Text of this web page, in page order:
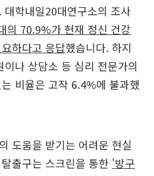
대학내일20대연구소의 조사
의 70.9%가 현재 정신 건강
하다고 응답했습니다. 하지
나 상담소 등 심리 전문가의
비율은 고작 6.4%에 불과했
도움을 받기는 어려운 현실
출구는 스크린을 통한 '방구